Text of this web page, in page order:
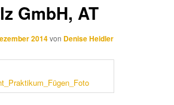
GmbH, AT
2014von Denise Heidler